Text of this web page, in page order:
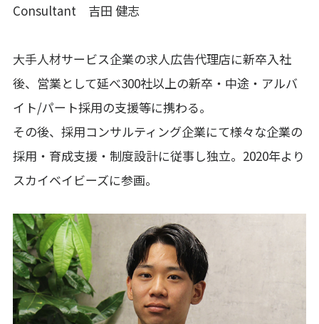
Consultant 吉田 健志
大手人材サービス企業の求人広告代理店に新卒入社
後、営業として延べ300社以上の新卒・中途・アルバ
イト/パート採用の支援等に携わる。
その後、採用コンサルティング企業にて様々な企業の
採用・育成支援・制度設計に従事し独立。2020年より
スカイベイビーズに参画。